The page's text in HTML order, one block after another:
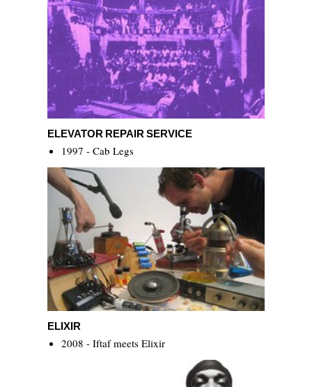
ELEVATOR REPAIR SERVICE
1997 - Cab Legs
ELIXIR
2008 - Iftaf meets Elixir